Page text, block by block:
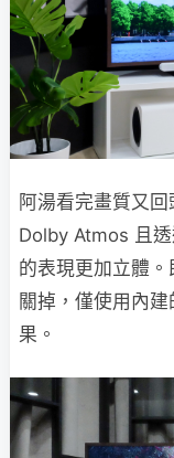
阿湯看完畫質又
Dolby Atmos 且
的表現更加立體
關掉，僅使用內
果。